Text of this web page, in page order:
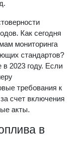
Как сегодня
мониторинга
стандартов?
2023 году. Если
требования к
счет включения
акты.
в